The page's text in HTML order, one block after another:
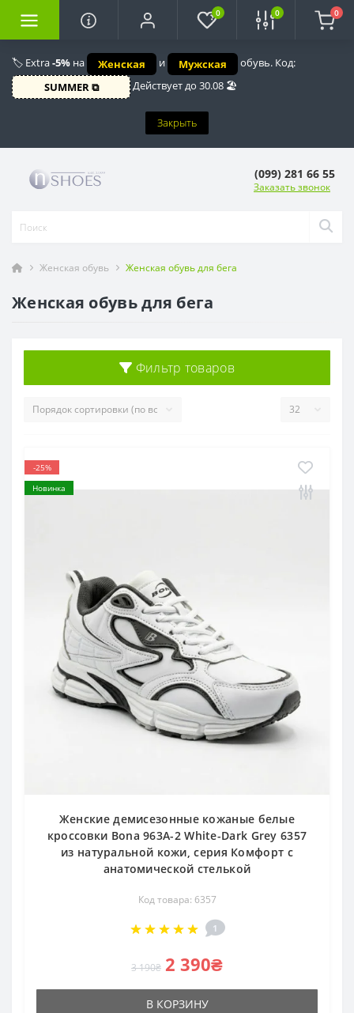
🏷️ Extra-5% на Женская и Мужская
обувь. Код:
SUMMER ⧉
Действует до 30.08 🏖️
Закрыть
0 0 0
(099) 281 66 55
Заказать звонок
Женская обувь Женская обувь для бега
Женская обувь для бега
Фильтр товаров
-25%
Новинка
Женские демисезонные кожаные белые
кроссовки Bona 963A-2 White-Dark Grey 6357
из натуральной кожи, серия Комфорт с
анатомической стелькой
Код товара: 6357
1
3 190₴ 2 390₴
В КОРЗИНУ